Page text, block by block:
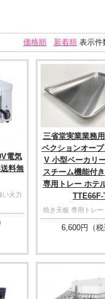
価格順 新着順 表示件
電気
料無
い火力
三省堂実業業務
ベクションオー
V 小型ベーカリ
スチーム機能付
専用トレー ホ
TTE66F-
焼き天板 専用トレ
6,600円（税